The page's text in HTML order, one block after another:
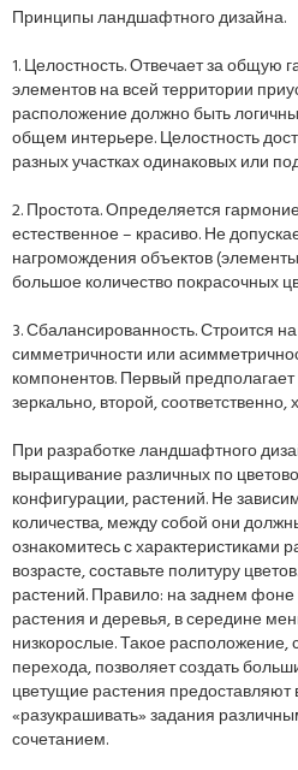
Принципы ландшафтного дизайна.
1. Целостность. Отвечает за общую
элементов на всей территории
расположение должно быть
общем интерьере. Целостность
разных участках одинаковых или
2. Простота. Определяется
естественное – красиво. Не
нагромождения объектов
большое количество покрасочных
3. Сбалансированность. Строится
симметричности или
компонентов. Первый
зеркально, второй, соответственно,
При разработке ландшафтного
выращивание различных по
конфигурации, растений. Не
количества, между собой они
ознакомитесь с характеристиками
возрасте, составьте политуру
растений. Правило: на заднем
растения и деревья, в середине
низкорослые. Такое
перехода, позволяет создать
цветущие растения предоставляют
«разукрашивать» задания
сочетанием.